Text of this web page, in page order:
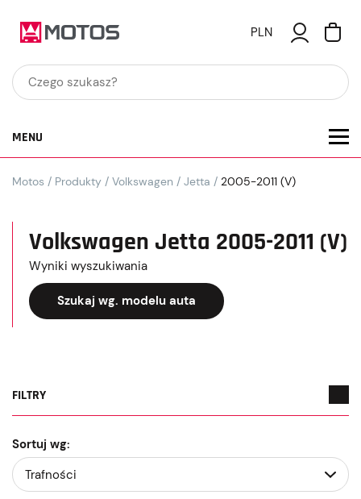
PLN
MENU
Motos / Produkty / Volkswagen / Jetta / 2005-2011 (V)
Volkswagen Jetta 2005-2011 (V)
Wyniki wyszukiwania
Szukaj wg. modelu auta
FILTRY
Sortuj wg: